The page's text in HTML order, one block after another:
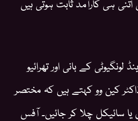
لونگیوٹی کے بانی اور تھرائیو
کین وو کہتے ہیں کہ مختصر
سائیکل چلا کر جائیں۔ آفس